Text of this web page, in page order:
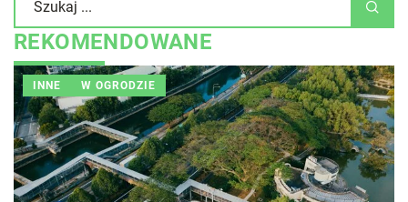
REKOMENDOWANE
INNE W OGRODZIE